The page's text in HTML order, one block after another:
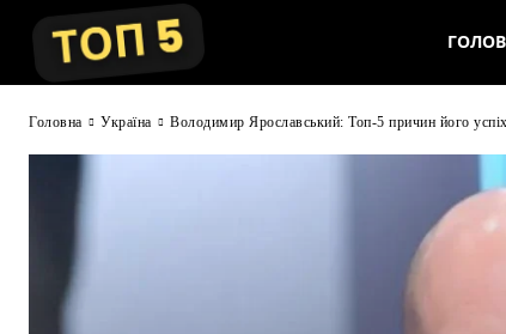
Головна Україна Володимир Ярославський: Топ-5 причин його